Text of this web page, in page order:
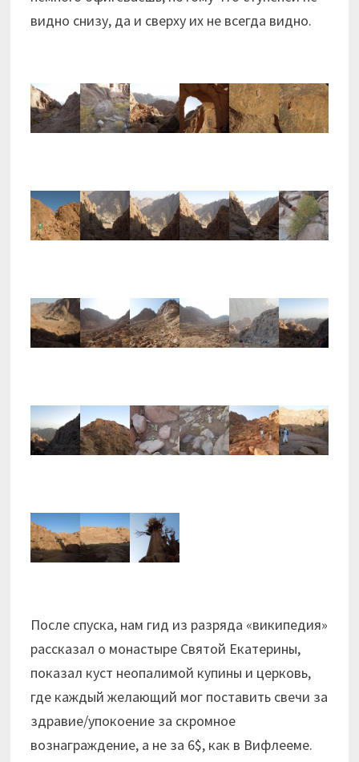
видно снизу, да и сверху их не всегда видно.
После спуска, нам гид из разряда «википедия»
рассказал о монастыре Святой Екатерины,
показал куст неопалимой купины и церковь,
где каждый желающий мог поставить свечи за
здравие/упокоение за скромное
вознаграждение, а не за 6$, как в Вифлееме.